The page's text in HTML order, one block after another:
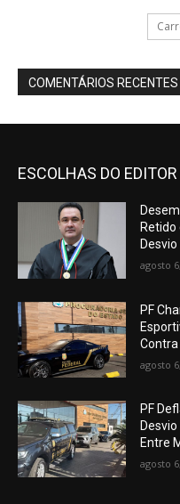
COMENTÁRIOS RECENTES
ESCOLHAS DO EDITOR
Retido
agosto
PF
agosto
PF
Entre
agosto